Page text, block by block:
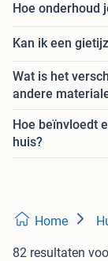
Hoe onderhoud
Kan ik een
Wat is het
andere
Hoe beïnvloedt
huis?
Home
82 resultaten